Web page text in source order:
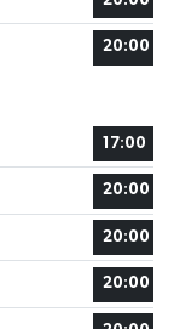
20:00
17:00
20:00
20:00
20:00